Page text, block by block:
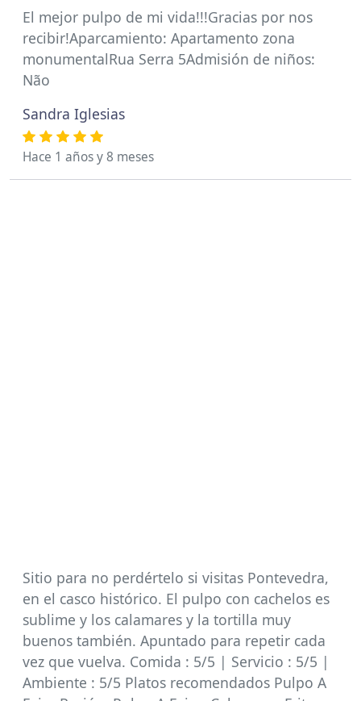
El mejor pulpo de mi vida!!!Gracias por nos
recibir!Aparcamiento: Apartamento zona
monumentalRua Serra 5Admisión de niños:
Não
Sandra Iglesias
Hace 1 años y 8 meses
Sitio para no perdértelo si visitas Pontevedra,
en el casco histórico. El pulpo con cachelos es
sublime y los calamares y la tortilla muy
buenos también. Apuntado para repetir cada
vez que vuelva. Comida : 5/5 | Servicio : 5/5 |
Ambiente : 5/5 Platos recomendados Pulpo A